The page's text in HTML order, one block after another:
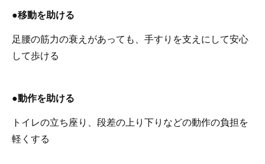
●移動を助ける
足腰の筋力の衰えがあっても、手すりを支えにして安心
して歩ける
●動作を助ける
トイレの立ち座り、段差の上り下りなどの動作の負担を
軽くする